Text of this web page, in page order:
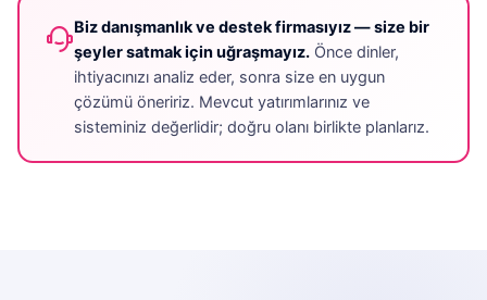
Biz danışmanlık ve destek firmasıyız — size bir
şeyler satmak için uğraşmayız.Önce dinler,
ihtiyacınızı analiz eder, sonra size en uygun
çözümü öneririz. Mevcut yatırımlarınız ve
sisteminiz değerlidir; doğru olanı birlikte planlarız.